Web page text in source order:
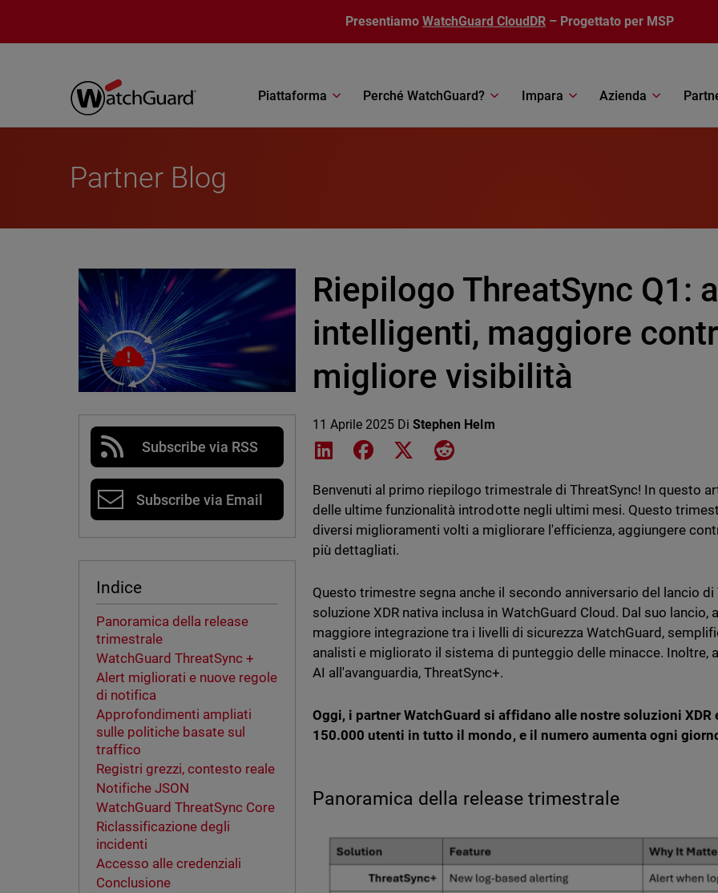
Presentiamo WatchGuard CloudDR – Progettato per MSP
Piattaforma Perché WatchGuard? Impara Azienda
Partner Blog
Subscribe via RSS
Subscribe via Email
Indice
Panoramica della release
trimestrale
WatchGuard ThreatSync +
Alert migliorati e nuove regole
di notifica
Approfondimenti ampliati
sulle politiche basate sul
traffico
Registri grezzi, contesto reale
Notifiche JSON
WatchGuard ThreatSync Core
Riclassificazione degli
incidenti
Accesso alle credenziali
Conclusione
Riepilogo ThreatSync Q1:
intelligenti, maggiore
migliore visibilità
11 Aprile 2025 DiStephen Helm
Share on LinkedIn
Share on Facebook
Share on XShare on Reddit
Benvenuti al primo riepilogo trimestrale di ThreatSync! In questo
delle ultime funzionalità introdotte negli ultimi mesi. Questo
diversi miglioramenti volti a migliorare l'efficienza, aggiungere
più dettagliati.
Questo trimestre segna anche il secondo anniversario del lancio di
soluzione XDR nativa inclusa in WatchGuard Cloud. Dal suo
maggiore integrazione tra i livelli di sicurezza WatchGuard,
analisti e migliorato il sistema di punteggio delle minacce.
AI all'avanguardia, ThreatSync+.
Oggi, i partner WatchGuard si affidano alle nostre soluzioni XDR
150.000 utenti in tutto il mondo, e il numero aumenta ogni
Panoramica della release trimestrale